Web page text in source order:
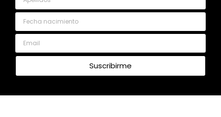
Fecha nacimiento
Email
Suscribirme